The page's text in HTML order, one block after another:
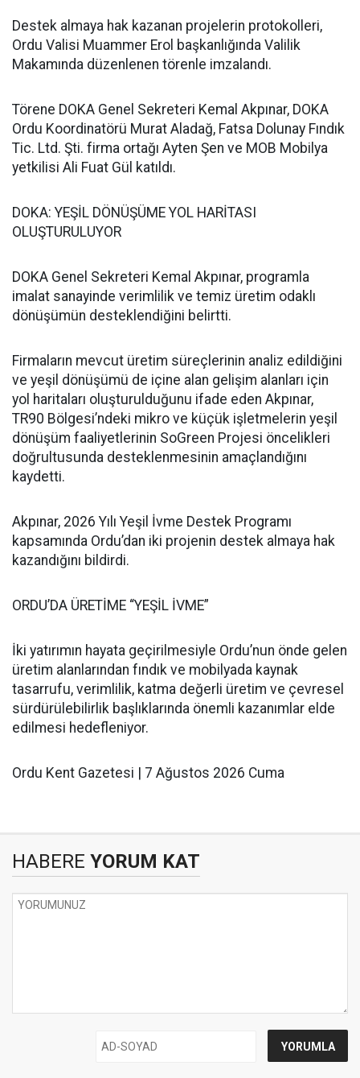
Destek almaya hak kazanan projelerin protokolleri,
Ordu Valisi Muammer Erol başkanlığında Valilik
Makamında düzenlenen törenle imzalandı.
Törene DOKA Genel Sekreteri Kemal Akpınar, DOKA
Ordu Koordinatörü Murat Aladağ, Fatsa Dolunay Fındık
Tic. Ltd. Şti. firma ortağı Ayten Şen ve MOB Mobilya
yetkilisi Ali Fuat Gül katıldı.
DOKA: YEŞİL DÖNÜŞÜME YOL HARİTASI
OLUŞTURULUYOR
DOKA Genel Sekreteri Kemal Akpınar, programla
imalat sanayinde verimlilik ve temiz üretim odaklı
dönüşümün desteklendiğini belirtti.
Firmaların mevcut üretim süreçlerinin analiz edildiğini
ve yeşil dönüşümü de içine alan gelişim alanları için
yol haritaları oluşturulduğunu ifade eden Akpınar,
TR90 Bölgesi’ndeki mikro ve küçük işletmelerin yeşil
dönüşüm faaliyetlerinin SoGreen Projesi öncelikleri
doğrultusunda desteklenmesinin amaçlandığını
kaydetti.
Akpınar, 2026 Yılı Yeşil İvme Destek Programı
kapsamında Ordu’dan iki projenin destek almaya hak
kazandığını bildirdi.
ORDU’DA ÜRETİME “YEŞİL İVME”
İki yatırımın hayata geçirilmesiyle Ordu’nun önde gelen
üretim alanlarından fındık ve mobilyada kaynak
tasarrufu, verimlilik, katma değerli üretim ve çevresel
sürdürülebilirlik başlıklarında önemli kazanımlar elde
edilmesi hedefleniyor.
Ordu Kent Gazetesi | 7 Ağustos 2026 Cuma
HABERE YORUM KAT